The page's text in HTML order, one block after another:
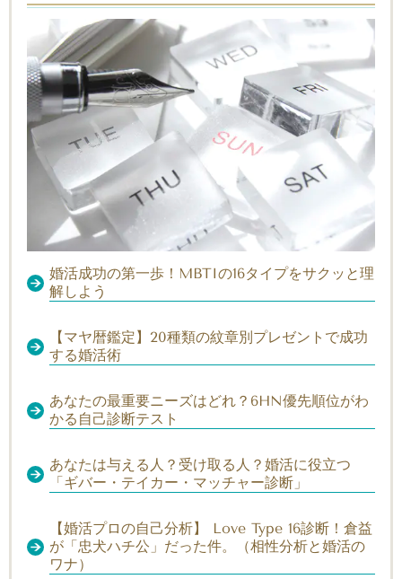
婚活成功の第一歩！MBTIの16タイプをサクッと理
解しよう
【マヤ暦鑑定】20種類の紋章別プレゼントで成功
する婚活術
あなたの最重要ニーズはどれ？6HN優先順位がわ
かる自己診断テスト
あなたは与える人？受け取る人？婚活に役立つ
「ギバー・テイカー・マッチャー診断」
【婚活プロの自己分析】 Love Type 16診断！倉益
が「忠犬ハチ公」だった件。（相性分析と婚活の
ワナ）